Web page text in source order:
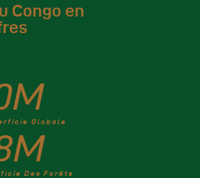
Congo en
Globale
M
Des Forêts
M